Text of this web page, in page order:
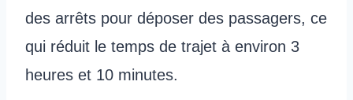
des arrêts pour déposer des passagers, ce
qui réduit le temps de trajet à environ 3
heures et 10 minutes.